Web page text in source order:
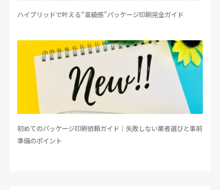
ハイブリッドで叶える“高級感”パッケージ印刷完全ガイド
初めてのパッケージ印刷依頼ガイド｜失敗しない業者選びと事前
準備のポイント